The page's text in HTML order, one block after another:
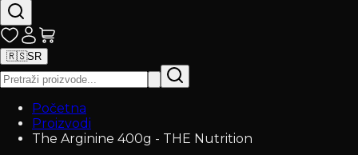
🇷🇸SR
Početna
Proizvodi
The Arginine 400g - THE Nutrition